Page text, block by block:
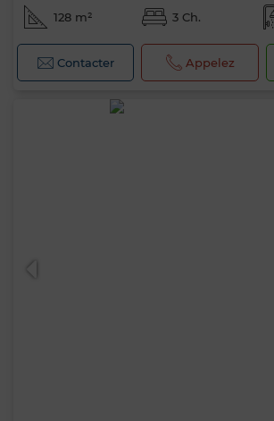
128 m² 3 Ch.
Contacter Appelez